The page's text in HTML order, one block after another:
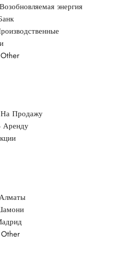
Возобновляемая энергия
Other
На Продажу
Аренду
Other